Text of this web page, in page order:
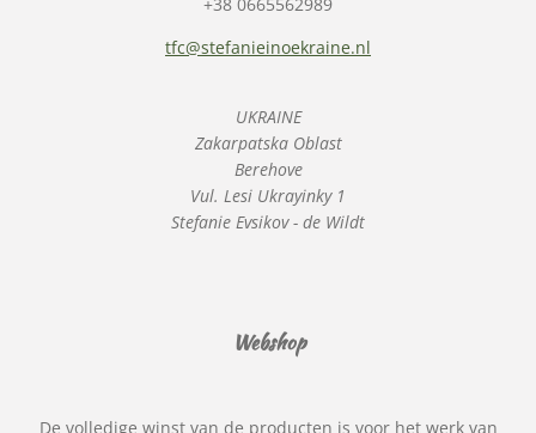
tfc@stefanieinoekraine.nl
UKRAINE
Zakarpatska Oblast
Berehove
Vul. Lesi Ukrayinky 1
Stefanie Evsikov - de Wildt
Webshop
De volledige winst van de producten is voor het werk van